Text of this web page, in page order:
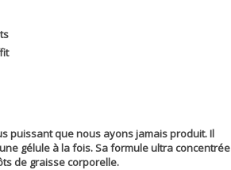
puissant que nous ayons jamais produit. Il
gélule à la fois. Sa formule ultra concentrée
de graisse corporelle.